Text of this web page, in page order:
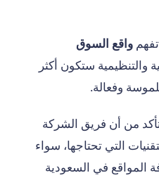
واقع السوق
والتنظيمية ستكون أكثر
وفعالة.
من أن فريق الشركة
التي تحتاجها، سواء
في السعودية